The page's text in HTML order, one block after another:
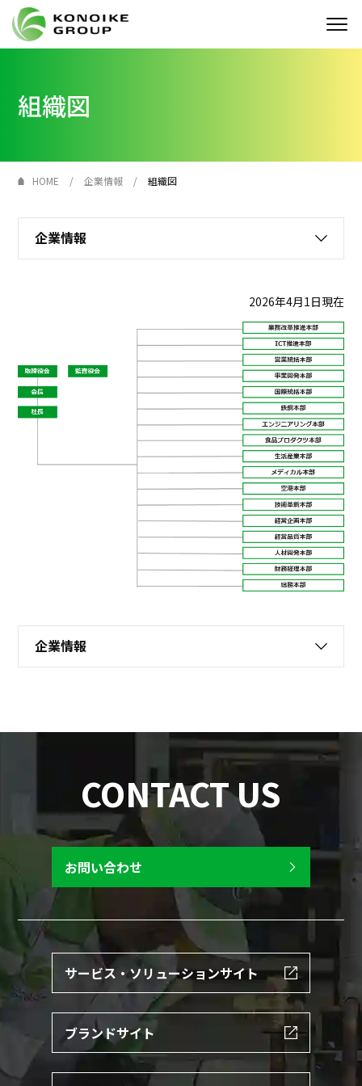
IR情報
サステナビリティ
ジャーナル
プロジェクト ストーリー
サービス・ソリューション
EN お問い合わせ
組織図
HOME 企業情報 組織図
企業情報
2026年4月1日現在
企業情報
CONTACT US
お問い合わせ
サービス・ソリューションサイト
ブランドサイト